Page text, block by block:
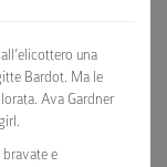
una
Bardot. Ma le
Ava Gardner
e